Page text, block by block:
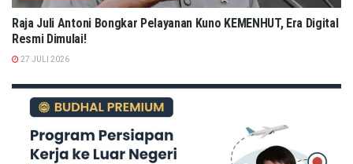
Raja Juli Antoni Bongkar Pelayanan Kuno KEMENHUT, Era Digital
Resmi Dimulai!
27 JULI 2026